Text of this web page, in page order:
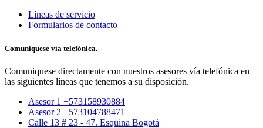
Líneas de servicio
Formularios de contacto
Comuniquese vía telefónica.
Comuniquese directamente con nuestros asesores vía telefónica en
las siguientes líneas que tenemos a su disposición.
Asesor 1 +573158930884
Asesor 2 +573104788471
Calle 13 # 23 - 47. Esquina Bogotá